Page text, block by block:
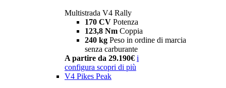
Multistrada V4 Rally
170 CV Potenza
123,8 Nm Coppia
240 kg Peso in ordine di marcia
senza carburante
A partire da 29.190€ i
configura scopri di più
V4 Pikes Peak